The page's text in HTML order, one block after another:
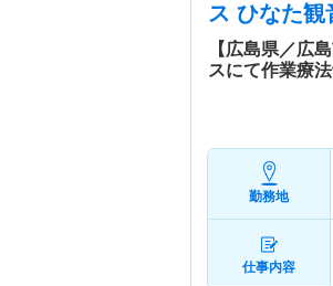
ス ひなた観
【広島県／広
スにて作業療
勤務地
仕事内容